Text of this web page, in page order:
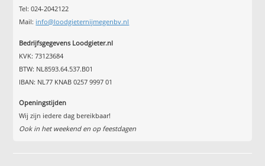
Tel: 024-2042122
Mail: info@loodgieternijmegenbv.nl
Bedrijfsgegevens Loodgieter.nl
KVK: 73123684
BTW: NL8593.64.537.B01
IBAN: NL77 KNAB 0257 9997 01
Openingstijden
Wij zijn iedere dag bereikbaar!
Ook in het weekend en op feestdagen